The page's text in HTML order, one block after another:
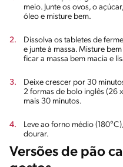
meio. Junte os ovos, o
óleo e misture bem.
Dissolva os tabletes de
e junte à massa. Misture
ficar a massa bem macia e
Deixe crescer por 30
2 formas de bolo inglês (26
mais 30 minutos.
Leve ao forno médio
dourar.
Versões de pão